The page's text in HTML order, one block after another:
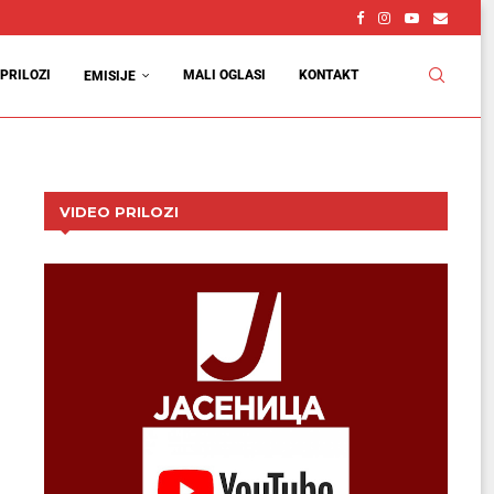
PRILOZI EMISIJE MALI OGLASI KONTAKT
VIDEO PRILOZI